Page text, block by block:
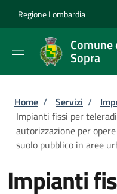
Regione Lombardia
Sopra
Briciole di
Home / Servizi /
Impianti fissi per
autorizzazione per
suolo pubblico in aree
Impianti